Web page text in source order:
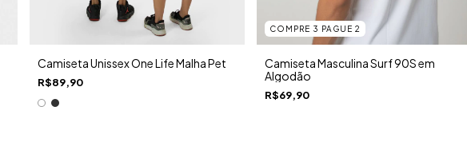
Camiseta Unissex One Life Malha Pet
R$89,90
COMPRE 3 PAGUE 2
Camiseta Masculina Surf 90S em
Algodão
R$69,90